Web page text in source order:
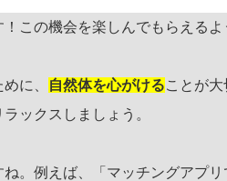
この機会を楽しんでもらえるよ
に、 自然体を心がけることが
ックスしましょう。
ね。例えば、「マッチングアプ